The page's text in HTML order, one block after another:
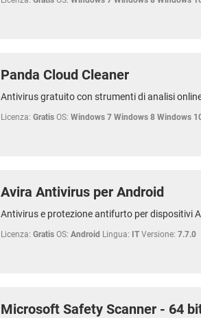
Panda Cloud Cleaner
Antivirus gratuito con strumenti di analisi
Licenza: Gratis OS: Windows 7 Windows 8 Windows
Avira Antivirus per Android
Antivirus e protezione antifurto per dispositivi
Licenza: Gratis OS: Android Lingua: IT Versione: 7.7.0
Microsoft Safety Scanner - 64